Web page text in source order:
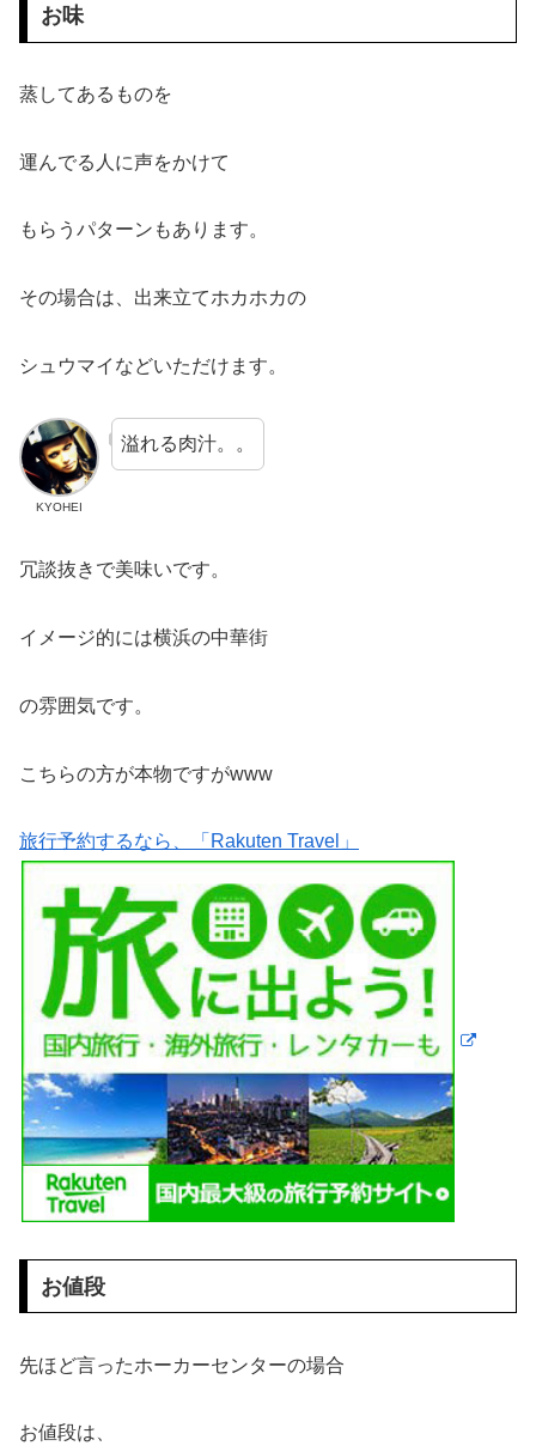
お味
蒸してあるものを
運んでる人に声をかけて
もらうパターンもあります。
その場合は、出来立てホカホカの
シュウマイなどいただけます。
KYOHEI
溢れる肉汁。。
冗談抜きで美味いです。
イメージ的には横浜の中華街
の雰囲気です。
こちらの方が本物ですがwww
旅行予約するなら、「Rakuten Travel」
お値段
先ほど言ったホーカーセンターの場合
お値段は、